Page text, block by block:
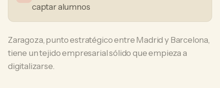
captar alumnos
Zaragoza, punto estratégico entre Madrid y Barcelona,
tiene un tejido empresarial sólido que empieza a
digitalizarse.